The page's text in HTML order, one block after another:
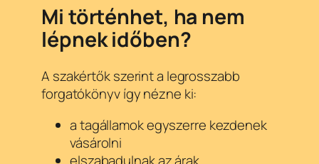
Mi történhet, ha nem
lépnek időben?
A szakértők szerint a legrosszabb
forgatókönyv így nézne ki:
a tagállamok egyszerre kezdenek
vásárolni